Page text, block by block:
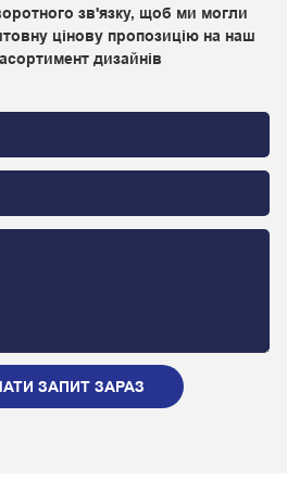
зв'язку, щоб ми могли
цінову пропозицію на наш
дизайнів
ЗАПИТ ЗАРАЗ